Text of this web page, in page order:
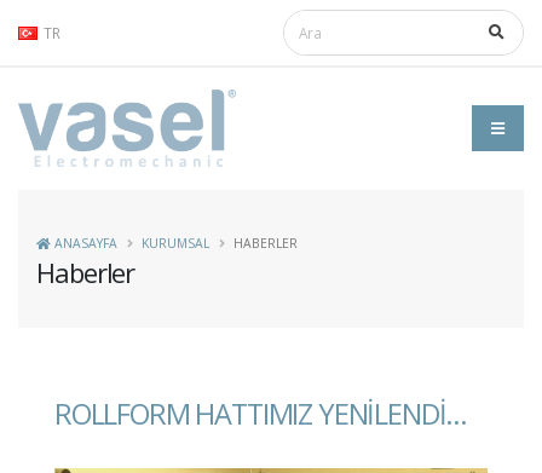
TR
Haberler
ANASAYFA KURUMSAL HABERLER
ROLLFORM HATTIMIZ YENILENDI...